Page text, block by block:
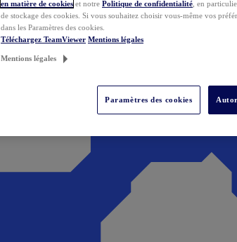
en matière de cookies et notre Politique de confidentialité , en
de stockage des cookies. Si vous souhaitez choisir vous-même vos
dans les Paramètres des cookies.
Téléchargez TeamViewer Mentions légales
Mentions légales
Paramètres des cookies